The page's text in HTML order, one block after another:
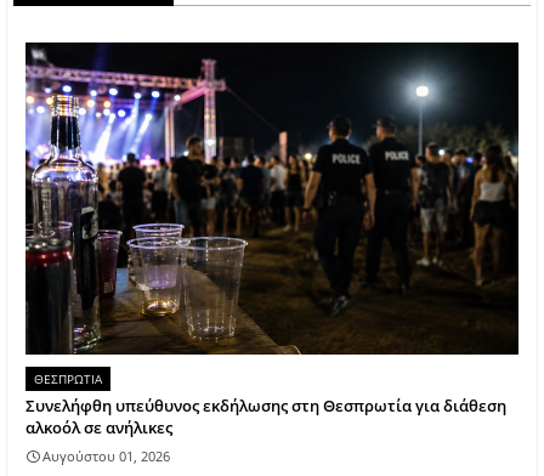
ΘΕΣΠΡΩΤΙΑ
Συνελήφθη υπεύθυνος εκδήλωσης στη Θεσπρωτία για διάθεση
αλκοόλ σε ανήλικες
Αυγούστου 01, 2026